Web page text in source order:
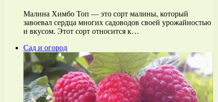
Малина Химбо Топ — это сорт малины, который
завоевал сердца многих садоводов своей урожайностью
и вкусом. Этот сорт относится к…
Сад и огород